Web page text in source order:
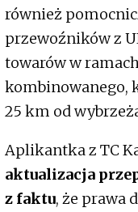
również
przewoźników z
towarów w
kombinowanego,
25 km od
Aplikantka z TC
aktualizacja
z faktu, że prawa